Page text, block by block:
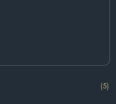
(5)